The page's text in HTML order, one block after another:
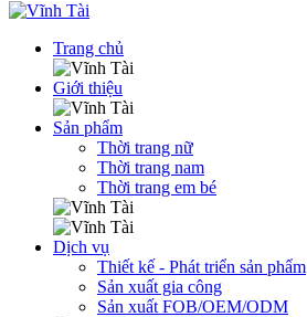
Trang chủ
Giới thiệu
Sản phẩm
Thời trang nữ
Thời trang nam
Thời trang em bé
Dịch vụ
Thiết kế - Phát triển sản phẩm
Sản xuất gia công
Sản xuất FOB/OEM/ODM